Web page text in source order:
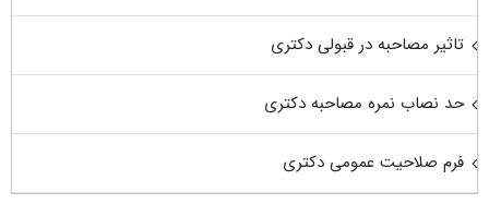
تاثیر مصاحبه در قبولی دکتری
حد نصاب نمره مصاحبه دکتری
فرم صلاحیت عمومی دکتری